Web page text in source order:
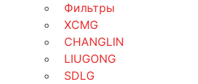
Фильтры
XCMG
CHANGLIN
LIUGONG
SDLG